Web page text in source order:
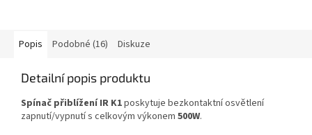
Popis Podobné (16) Diskuze
Detailní popis produktu
Spínač přiblížení IR K1poskytuje bezkontaktní osvětlení
zapnutí/vypnutí s celkovým výkonem 500W.